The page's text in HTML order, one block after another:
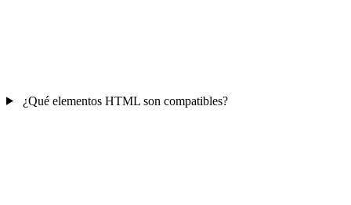
¿Qué elementos HTML son compatibles?